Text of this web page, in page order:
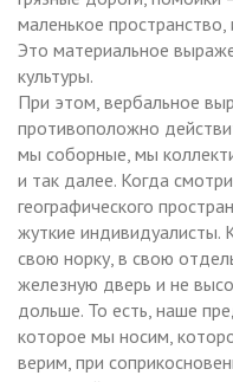
маленькое
Это материальное
культуры.
При этом, вербальное
противоположно
мы соборные, мы
и так далее. Когда
географического
жуткие индивидуалисты.
свою норку, в свою
железную дверь и не
дольше. То есть, наше
которое мы носим,
верим, при